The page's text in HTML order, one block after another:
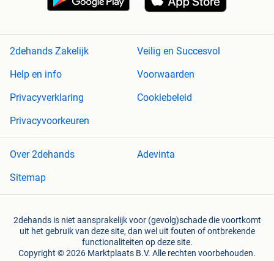
2dehands Zakelijk
Veilig en Succesvol
Help en info
Voorwaarden
Privacyverklaring
Cookiebeleid
Privacyvoorkeuren
Over 2dehands
Adevinta
Sitemap
2dehands is niet aansprakelijk voor (gevolg)schade die voortkomt
uit het gebruik van deze site, dan wel uit fouten of ontbrekende
functionaliteiten op deze site.
Copyright © 2026 Marktplaats B.V. Alle rechten voorbehouden.